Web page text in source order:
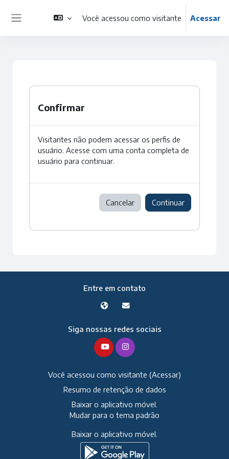
Você acessou como visitante Acessar
Confirmar
Visitantes não podem acessar os perfis de
usuário. Acesse com uma conta completa de
usuário para continuar.
Cancelar Continuar
Entre em contato
Siga nossas redes sociais
Você acessou como visitante (Acessar)
Resumo de retenção de dados
Baixar o aplicativo móvel.
Mudar para o tema padrão
Baixar o aplicativo móvel.